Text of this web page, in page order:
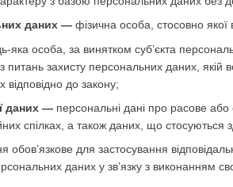
даних — фізична особа, стосовно якої
яка особа, за винятком суб’єкта
питань захисту персональних даних,
до закону;
даних — персональні дані про расове або
спілках, а також даних, що стосуються
для застосування
даних у зв’язку з виконанням